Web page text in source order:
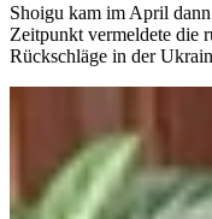
Shoigu kam im April
Zeitpunkt vermeldete die
Rückschläge in der